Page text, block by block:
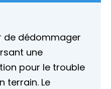
de dédommager
une
pour le trouble
terrain. Le